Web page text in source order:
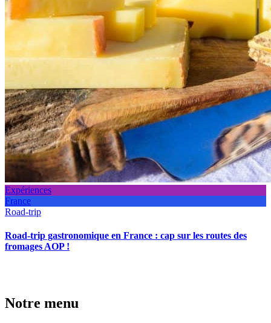
Expériences
France
Road-trip
Road-trip gastronomique en France : cap sur les routes des
fromages AOP !
Notre menu